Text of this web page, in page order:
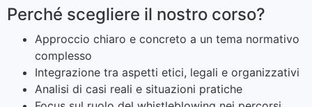
Perché scegliere il nostro corso?
Approccio chiaro e concreto a un tema normativo
complesso
Integrazione tra aspetti etici, legali e organizzativi
Analisi di casi reali e situazioni pratiche